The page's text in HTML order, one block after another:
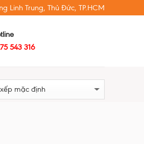
Linh Trung, Thủ Đức, TP.HCM
543 316